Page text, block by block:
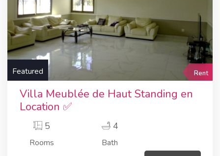
Featured Rent
Villa Meublée de Haut Standing en
Location ✅
5
Rooms
4
Bath